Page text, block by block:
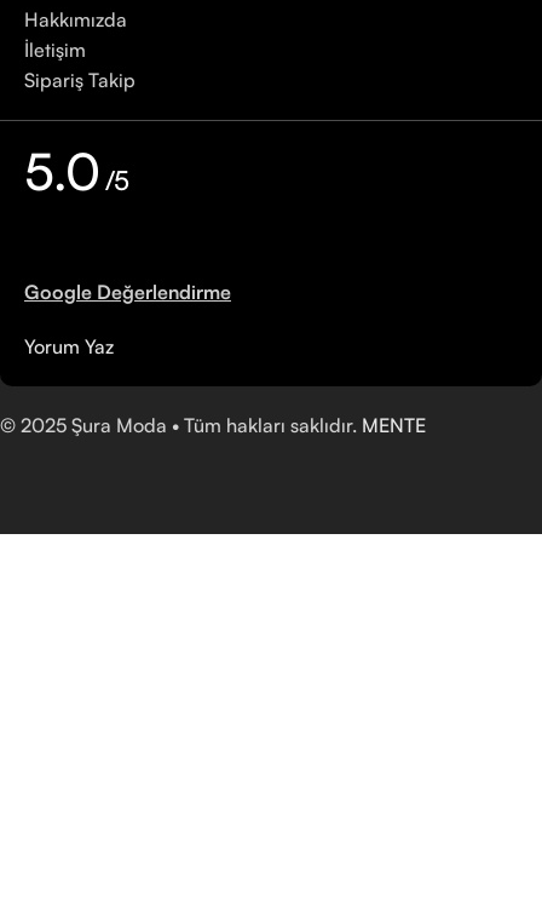
Hakkımızda
İletişim
Sipariş Takip
5.0 /5
Google Değerlendirme
Yorum Yaz
© 2025 Şura Moda • Tüm hakları saklıdır. MENTE